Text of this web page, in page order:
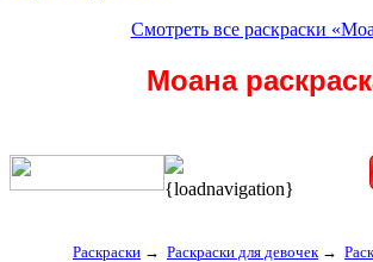
Смотреть все раскраски
Моана
{loadnavigation}
Раскраски → Раскраски для девочек →